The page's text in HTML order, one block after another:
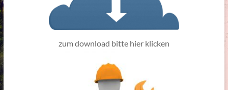
zum download bitte hier klicken